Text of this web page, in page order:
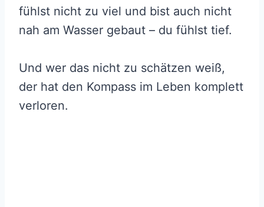
fühlst nicht zu viel und bist auch nicht
nah am Wasser gebaut – du fühlst tief.
Und wer das nicht zu schätzen weiß,
der hat den Kompass im Leben komplett
verloren.